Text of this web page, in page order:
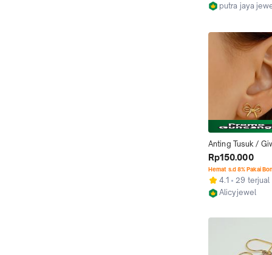
putra jaya
Anting Tusuk /
Ribbon 1 Gram
Rp150.000
Hemat s.d 8% Pakai
4.1
29 terjual
Alicyjewel